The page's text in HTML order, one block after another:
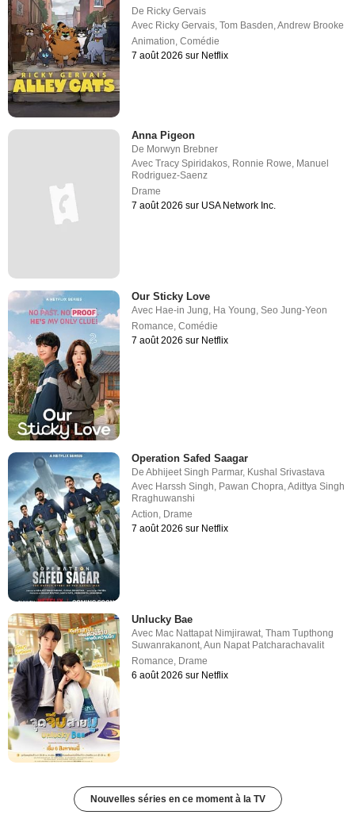
De Ricky Gervais
Avec Ricky Gervais,Tom Basden,Andrew Brooke
Animation,Comédie
7 août 2026 sur Netflix
Anna Pigeon
De Morwyn Brebner
AvecTracy Spiridakos, Ronnie Rowe, Manuel
Rodriguez-Saenz
Drame
7 août 2026 sur USA Network Inc.
Our Sticky Love
Avec Hae-in Jung, Ha Young,Seo Jung-Yeon
Romance,Comédie
7 août 2026 sur Netflix
Operation Safed Saagar
DeAbhijeet Singh Parmar, Kushal Srivastava
Avec Harssh Singh Pawan Chopra ,Adittya Singh
Rraghuwanshi
Action Drame
7 août 2026 sur Netflix
Unlucky Bae
Avec Mac Nattapat Nimjirawat,Tham Tupthong
Suwanrakanont,Aun Napat Patcharachavalit
Romance, Drame
6 août 2026 sur Netflix
Nouvelles séries en ce moment à la TV